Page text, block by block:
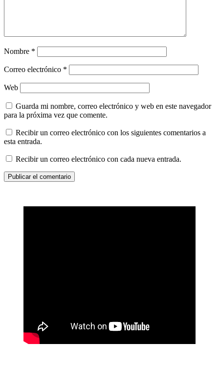
Nombre *
Correo electrónico *
Web
Guarda mi nombre, correo electrónico y web en este navegador
para la próxima vez que comente.
Recibir un correo electrónico con los siguientes comentarios a
esta entrada.
Recibir un correo electrónico con cada nueva entrada.